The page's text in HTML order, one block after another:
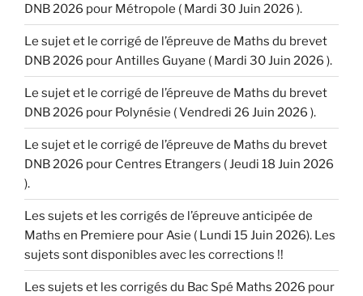
DNB 2026 pour Métropole ( Mardi 30 Juin 2026 ).
Le sujet et le corrigé de l’épreuve de Maths du brevet
DNB 2026 pour Antilles Guyane ( Mardi 30 Juin 2026 ).
Le sujet et le corrigé de l’épreuve de Maths du brevet
DNB 2026 pour Polynésie ( Vendredi 26 Juin 2026 ).
Le sujet et le corrigé de l’épreuve de Maths du brevet
DNB 2026 pour Centres Etrangers ( Jeudi 18 Juin 2026
).
Les sujets et les corrigés de l’épreuve anticipée de
Maths en Premiere pour Asie ( Lundi 15 Juin 2026). Les
sujets sont disponibles avec les corrections !!
Les sujets et les corrigés du Bac Spé Maths 2026 pour